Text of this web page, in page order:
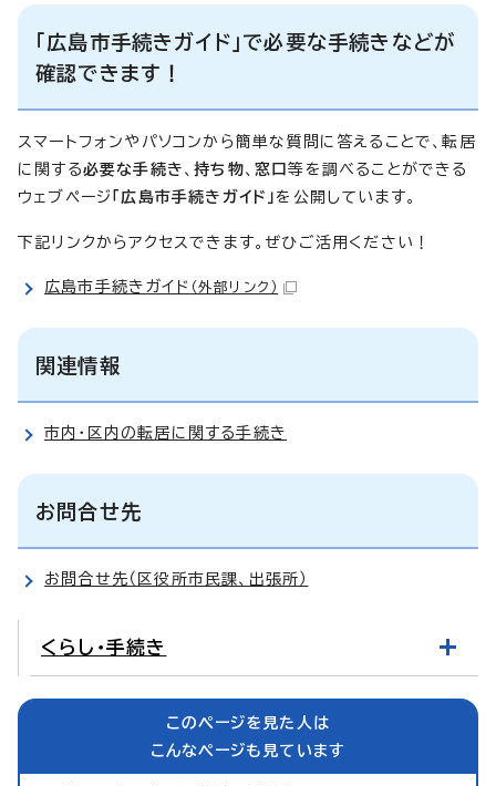
「広島市手続きガイド」で必要な手続きなどが
確認できます！
スマートフォンやパソコンから簡単な質問に答えることで、転居
に関する必要な手続き 、持ち物、窓口等を調べることができる
ウェブページ 「広島市手続きガイド」 を公開しています。
下記リンクからアクセスできます。ぜひご活用ください！
広島市手続きガイド （外部リンク）
関連情報
市内・区内の転居に関する手続き
お問合せ先
お問合せ先（区役所市民課、出張所）
くらし・手続き
このページを見た人は
こんなページも見ています